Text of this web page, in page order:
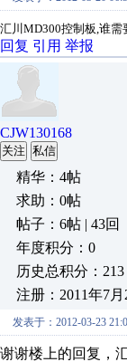
汇川 MD300控制板,谁需
回复 引用 举报
CJW130168
关注 私信
精华：4帖
求助：0帖
帖子：6帖 | 43回
年度积分：0
历史总积分：213
注册：2011年7月
发表于：2012-03-23
谢谢楼上的回复，